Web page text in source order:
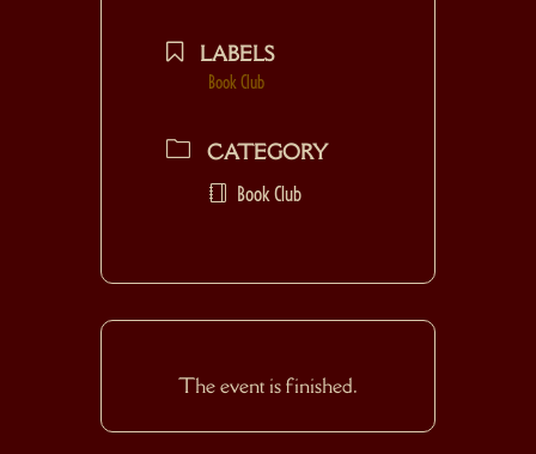
LABELS
Book Club
CATEGORY
Book Club
The event is finished.